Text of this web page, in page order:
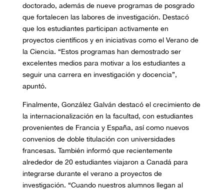
doctorado, además de nueve programas de posgrado
que fortalecen las labores de investigación. Destacó
que los estudiantes participan activamente en
proyectos científicos y en iniciativas como el Verano de
la Ciencia. “Estos programas han demostrado ser
excelentes medios para motivar a los estudiantes a
seguir una carrera en investigación y docencia”,
apuntó.
Finalmente, González Galván destacó el crecimiento de
la internacionalización en la facultad, con estudiantes
provenientes de Francia y España, así como nuevos
convenios de doble titulación con universidades
francesas. También informó que recientemente
alrededor de 20 estudiantes viajaron a Canadá para
integrarse durante el verano a proyectos de
investigación. “Cuando nuestros alumnos llegan al